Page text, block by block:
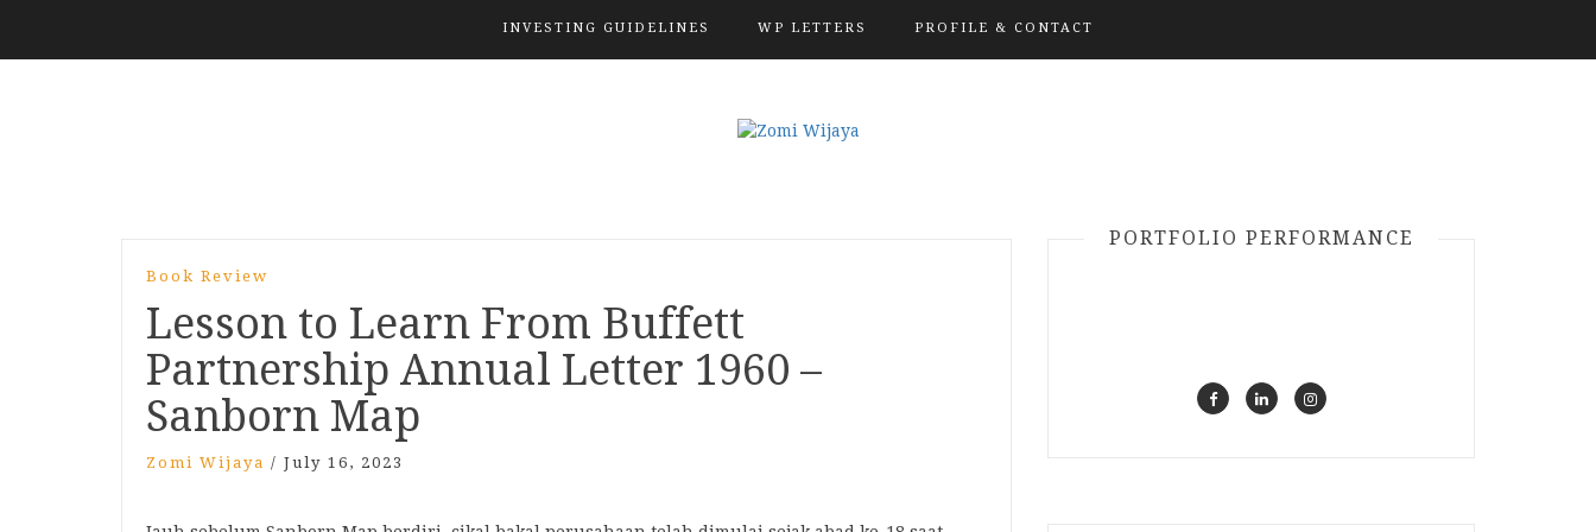
INVESTING GUIDELINES WP LETTERS PROFILE & CONTACT
Book Review
Lesson to Learn From Buffett
Partnership Annual Letter 1960 –
Sanborn Map
Zomi Wijaya / July 16, 2023
PORTFOLIO PERFORMANCE